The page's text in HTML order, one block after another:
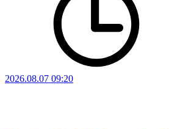
2026.08.07 09:20